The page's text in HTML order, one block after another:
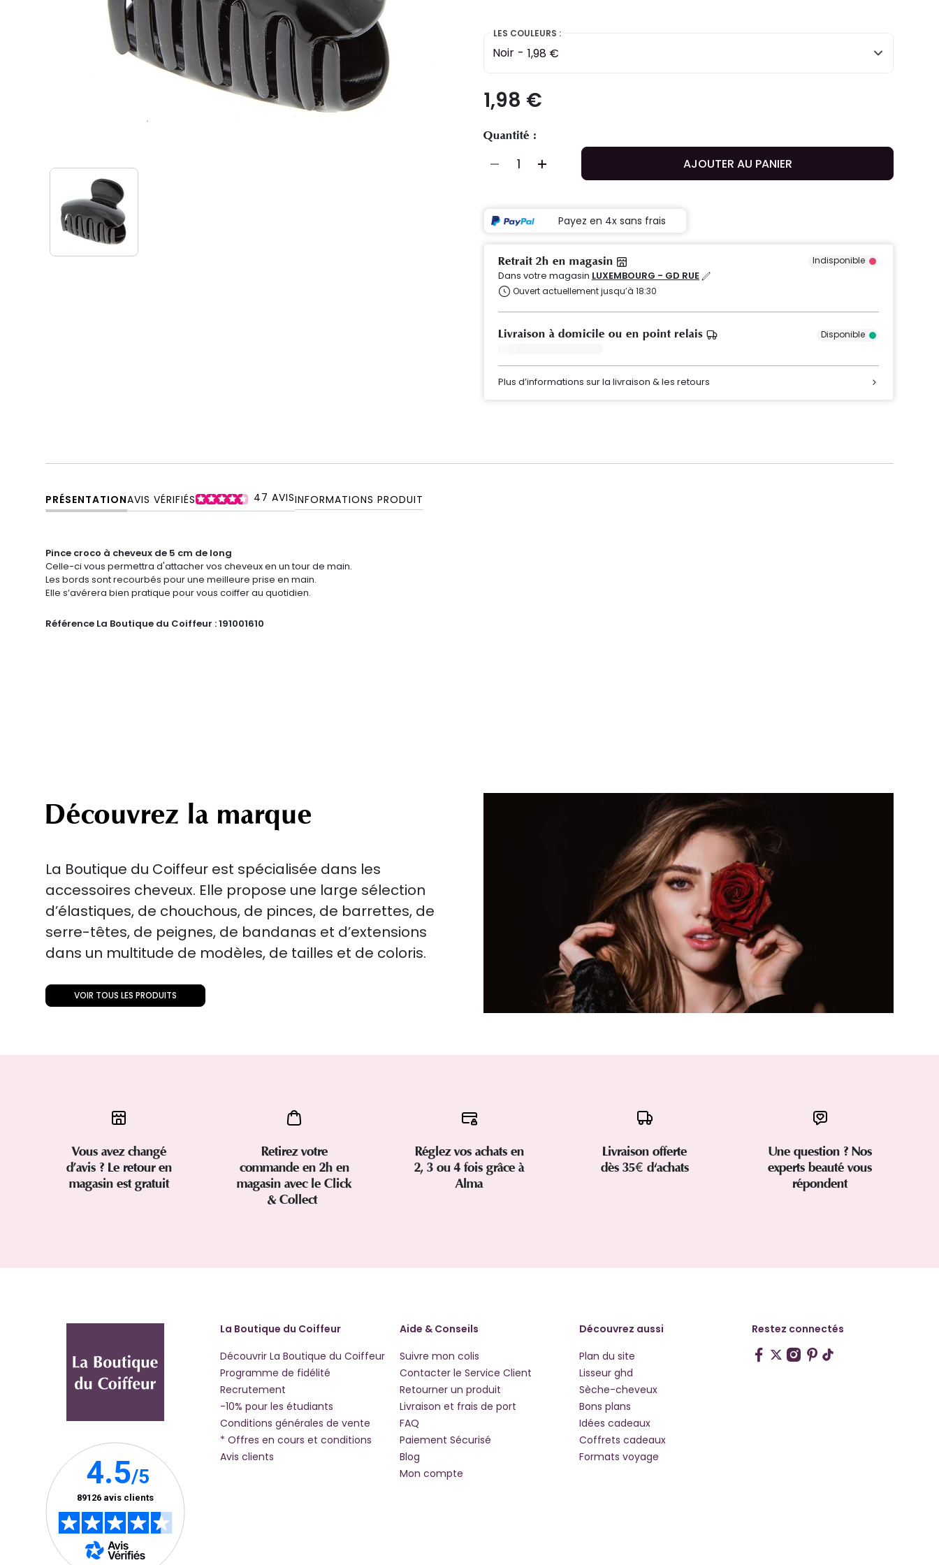
LES COULEURS :
Noir - 1,98 €
1,98 €
Quantité :
AJOUTER AU PANIER
Payez en 4x sans frais
Retrait 2h en magasin Indisponible
Dans votre magasin LUXEMBOURG - GD RUE
Ouvert actuellement jusqu’à 18:30
Livraison à domicile ou en point relais Disponible
Plus d’informations sur la livraison & les retours
PRÉSENTATIONAVIS VÉRIFIÉS 47 AVISINFORMATIONS PRODUIT
Pince croco à cheveux de 5 cm de long
Celle-ci vous permettra d'attacher vos cheveux en un tour de main.
Les bords sont recourbés pour une meilleure prise en main.
Elle s’avérera bien pratique pour vous coiffer au quotidien.
Référence La Boutique du Coiffeur :191001610
Découvrez la marque
La Boutique du Coiffeur est spécialisée dans les
accessoires cheveux. Elle propose une large sélection
d’élastiques, de chouchous, de pinces, de barrettes, de
serre-têtes, de peignes, de bandanas et d’extensions
dans un multitude de modèles, de tailles et de coloris.
VOIR TOUS LES PRODUITS
Vous avez changé
d’avis ? Le retour en
magasin est gratuit
Retirez votre
commande en 2h en
magasin avec le Click
& Collect
Réglez vos achats en
2, 3 ou 4 fois grâce à
Alma
Livraison offerte
dès 35€ d'achats
Une question ? Nos
experts beauté vous
répondent
La Boutique du Coiffeur
Découvrir La Boutique du Coiffeur
Programme de fidélité
Recrutement
-10% pour les étudiants
Conditions générales de vente
* Offres en cours et conditions
Avis clients
Aide & Conseils
Suivre mon colis
Contacter le Service Client
Retourner un produit
Livraison et frais de port
FAQ
Paiement Sécurisé
Blog
Mon compte
Découvrez aussi
Plan du site
Lisseur ghd
Sèche-cheveux
Bons plans
Idées cadeaux
Coffrets cadeaux
Formats voyage
Restez connectés